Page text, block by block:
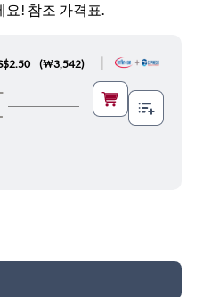
요! 참조 가격표.
(₩3,542)